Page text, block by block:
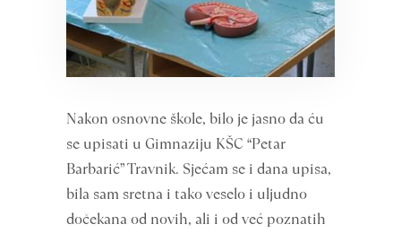
Nakon osnovne škole, bilo je jasno da ću
se upisati u Gimnaziju KŠC “Petar
Barbarić” Travnik. Sjećam se i dana upisa,
bila sam sretna i tako veselo i uljudno
dočekana od novih, ali i od već poznatih